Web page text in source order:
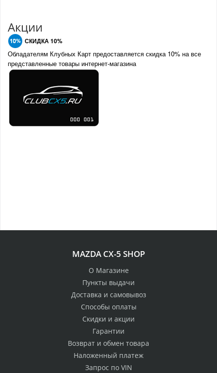
Акции
СКИДКА 10%
Обладателям Клубных Карт предоставляется скидка 10% на все
представленные товары интернет-магазина
MAZDA CX-5 SHOP
О Магазине
Пункты выдачи
Доставка и самовывоз
Способы оплаты
Скидки и акции
Гарантии
Возврат и обмен товара
Наложенный платеж
Запрос по VIN